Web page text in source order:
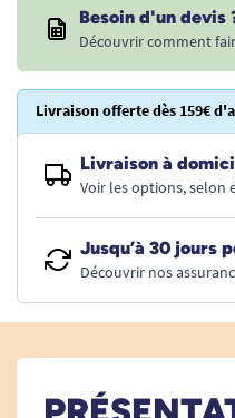
Besoin d'un devis
Découvrir comment
Livraison offerte dès 159€
Livraison à
Voir les options, selon
Jusqu’à 30 jours
Découvrir nos